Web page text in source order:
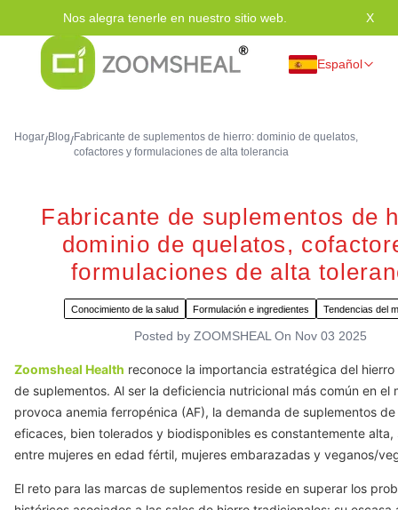
Nos alegra tenerle en nuestro sitio web. X
Español
Hogar/Blog/Fabricante de suplementos de hierro: dominio de quelatos,
cofactores y formulaciones de alta tolerancia
Fabricante de suplementos de
dominio de quelatos,
formulaciones de alta
Conocimiento de la salud Formulación e ingredientes Tendencias del
Posted by ZOOMSHEAL On Nov 03 2025
Zoomsheal Health reconoce la importancia estratégica del
de suplementos. Al ser la deficiencia nutricional más común en el
provoca anemia ferropénica (AF), la demanda de suplementos de
eficaces, bien tolerados y biodisponibles es constantemente alta,
entre mujeres en edad fértil, mujeres embarazadas y veganos/
El reto para las marcas de suplementos reside en superar los